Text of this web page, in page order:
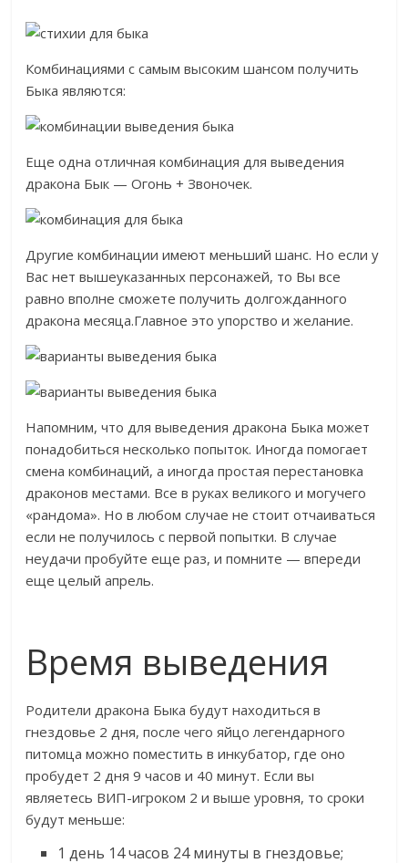
Комбинациями с самым высоким шансом получить
Быка являются:
Еще одна отличная комбинация для выведения
дракона Бык — Огонь + Звоночек.
Другие комбинации имеют меньший шанс. Но если у
Вас нет вышеуказанных персонажей, то Вы все
равно вполне сможете получить долгожданного
дракона месяца.Главное это упорство и желание.
Напомним, что для выведения дракона Быка может
понадобиться несколько попыток. Иногда помогает
смена комбинаций, а иногда простая перестановка
драконов местами. Все в руках великого и могучего
«рандома». Но в любом случае не стоит отчаиваться
если не получилось с первой попытки. В случае
неудачи пробуйте еще раз, и помните — впереди
еще целый апрель.
Время выведения
Родители дракона Быка будут находиться в
гнездовье 2 дня, после чего яйцо легендарного
питомца можно поместить в инкубатор, где оно
пробудет 2 дня 9 часов и 40 минут. Если вы
являетесь ВИП-игроком 2 и выше уровня, то сроки
будут меньше:
1 день 14 часов 24 минуты в гнездовье;